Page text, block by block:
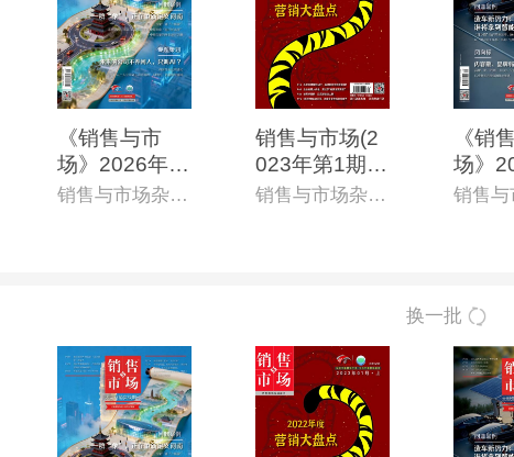
《销售与市
场》2026年6
月上(总第868销售与市场杂志社
销售与市场(2
023年第1期)
(电子杂志)
销售与市场杂志社
《销
场》
0月上
换一批